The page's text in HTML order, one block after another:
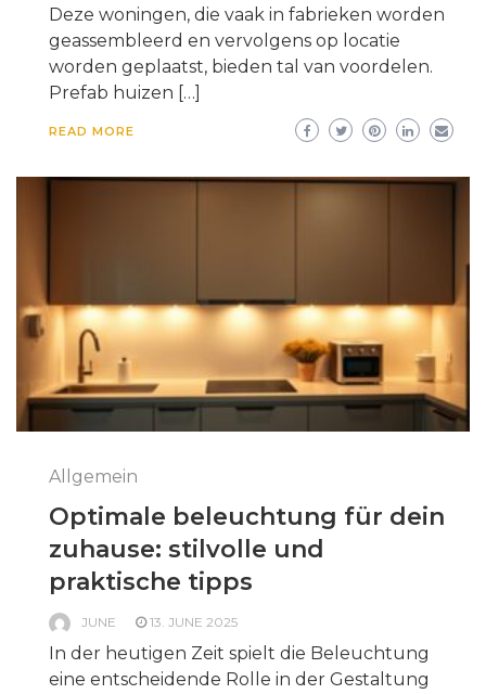
Deze woningen, die vaak in fabrieken worden
geassembleerd en vervolgens op locatie
worden geplaatst, bieden tal van voordelen.
Prefab huizen […]
READ MORE
Allgemein
Optimale beleuchtung für dein
zuhause: stilvolle und
praktische tipps
JUNE 13. JUNE 2025
In der heutigen Zeit spielt die Beleuchtung
eine entscheidende Rolle in der Gestaltung